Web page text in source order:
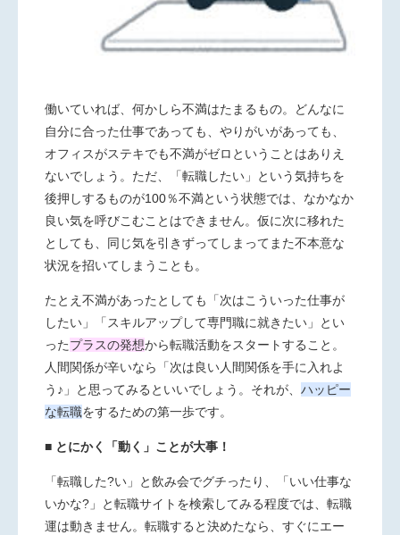
働いていれば、何かしら不満はたまるもの。どんなに
自分に合った仕事であっても、やりがいがあっても、
オフィスがステキでも不満がゼロということはありえ
ないでしょう。ただ、「転職したい」という気持ちを
後押しするものが100％不満という状態では、なかなか
良い気を呼びこむことはできません。仮に次に移れた
としても、同じ気を引きずってしまってまた不本意な
状況を招いてしまうことも。
たとえ不満があったとしても「次はこういった仕事が
したい」「スキルアップして専門職に就きたい」とい
ったプラスの発想から転職活動をスタートすること。
人間関係が辛いなら「次は良い人間関係を手に入れよ
う♪」と思ってみるといいでしょう。それが、 ハッピー
な転職をするための第一歩です。
■ とにかく「動く」ことが大事！
「転職した?い」と飲み会でグチったり、「いい仕事な
いかな?」と転職サイトを検索してみる程度では、転職
運は動きません。転職すると決めたなら、すぐにエー